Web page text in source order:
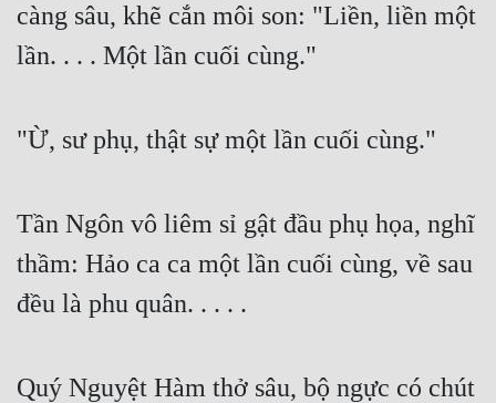
càng sâu, khẽ cắn môi son: "Liền, liền một
lần. . . . Một lần cuối cùng."
"Ừ, sư phụ, thật sự một lần cuối cùng."
Tần Ngôn vô liêm sỉ gật đầu phụ họa, nghĩ
thầm: Hảo ca ca một lần cuối cùng, về sau
đều là phu quân. . . . .
Quý Nguyệt Hàm thở sâu, bộ ngực có chút